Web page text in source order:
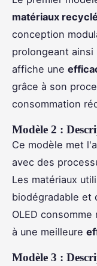
matériaux
conception
prolongeant
affiche une
grâce à son
consommation
Modèle 2 :
Ce modèle met
avec des
Les matériaux
biodégradable et
OLED
à une meilleure
Modèle 3 :